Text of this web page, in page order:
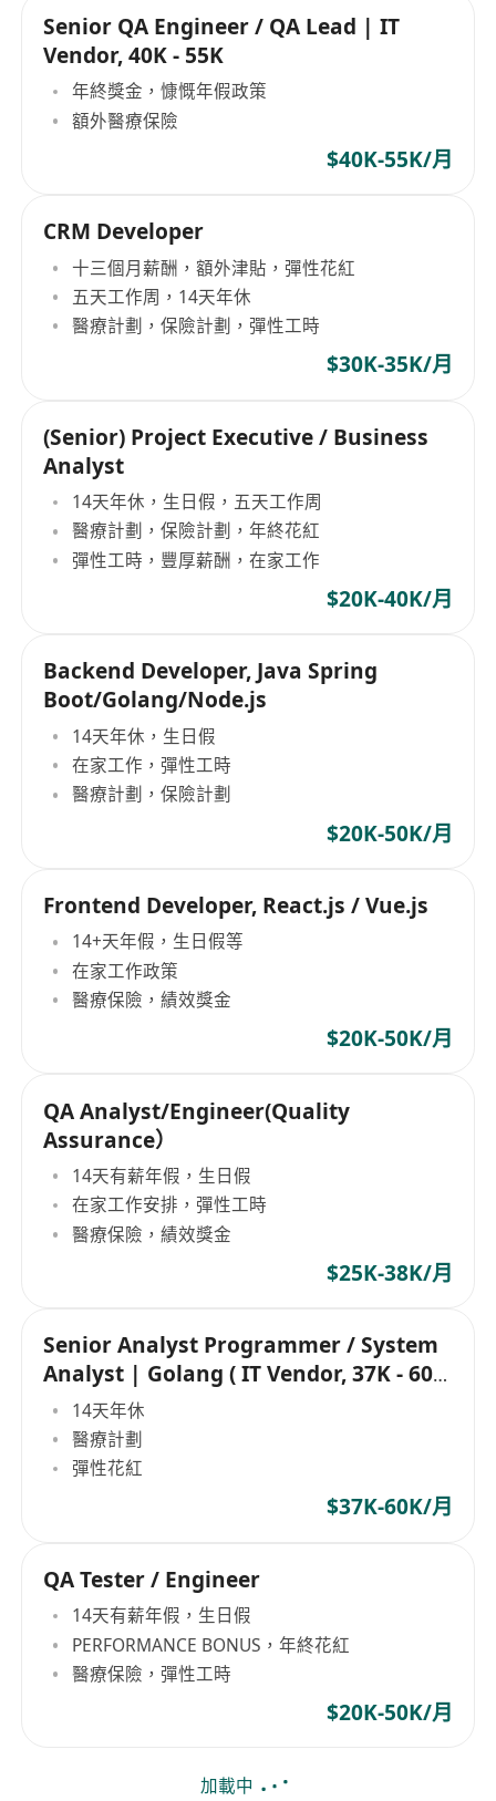
Senior QA Engineer / QA Lead | IT
Vendor, 40K - 55K
年終獎金，慷慨年假政策
額外醫療保險
$40K-55K/月
CRM Developer
十三個月薪酬，額外津貼，彈性花紅
五天工作周，14天年休
醫療計劃，保險計劃，彈性工時
$30K-35K/月
(Senior) Project Executive / Business
Analyst
14天年休，生日假，五天工作周
醫療計劃，保險計劃，年終花紅
彈性工時，豐厚薪酬，在家工作
$20K-40K/月
Backend Developer, Java Spring
Boot/Golang/Node.js
14天年休，生日假
在家工作，彈性工時
醫療計劃，保險計劃
$20K-50K/月
Frontend Developer, React.js / Vue.js
14+天年假，生日假等
在家工作政策
醫療保險，績效獎金
$20K-50K/月
QA Analyst/Engineer(Quality
Assurance）
14天有薪年假，生日假
在家工作安排，彈性工時
醫療保險，績效獎金
$25K-38K/月
Senior Analyst Programmer / System
Analyst | Golang ( IT Vendor, 37K - 60K
14天年休
醫療計劃
彈性花紅
$37K-60K/月
QA Tester / Engineer
14天有薪年假，生日假
PERFORMANCE BONUS，年終花紅
醫療保險，彈性工時
$20K-50K/月
加載中